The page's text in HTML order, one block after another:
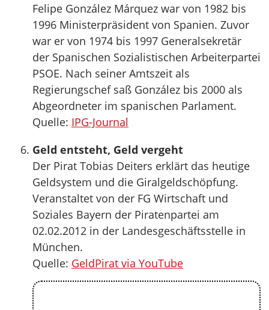
Felipe González Márquez war von 1982 bis
1996 Ministerpräsident von Spanien. Zuvor
war er von 1974 bis 1997 Generalsekretär
der Spanischen Sozialistischen Arbeiterpartei
PSOE. Nach seiner Amtszeit als
Regierungschef saß González bis 2000 als
Abgeordneter im spanischen Parlament.
Quelle: IPG-Journal
Geld entsteht, Geld vergeht
Der Pirat Tobias Deiters erklärt das heutige
Geldsystem und die Giralgeldschöpfung.
Veranstaltet von der FG Wirtschaft und
Soziales Bayern der Piratenpartei am
02.02.2012 in der Landesgeschäftsstelle in
München.
Quelle: GeldPirat via YouTube